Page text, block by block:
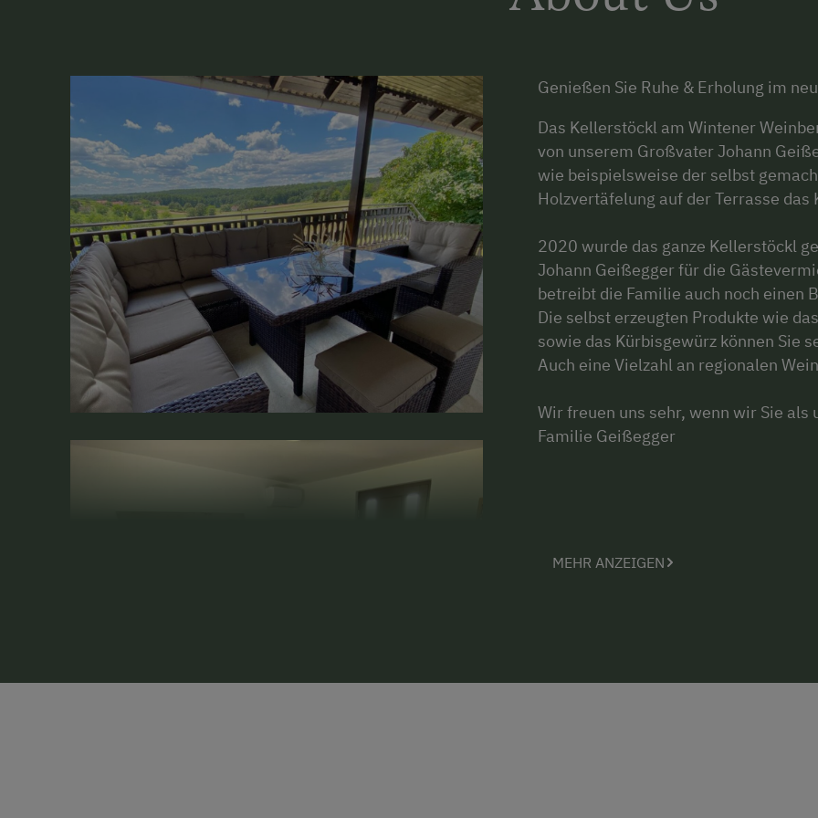
Genießen Sie Ruhe & Erholung im
Das Kellerstöckl am Wintener
von unserem Großvater Johann
wie beispielsweise der selbst
Holzvertäfelung auf der Terrasse das
2020 wurde das ganze Kellerstöckl
Johann Geißegger für die
betreibt die Familie auch noch
Die selbst erzeugten Produkte wie
sowie das Kürbisgewürz können Sie
Auch eine Vielzahl an regionalen
Wir freuen uns sehr, wenn wir Sie
Familie Geißegger
MEHR ANZEIGEN